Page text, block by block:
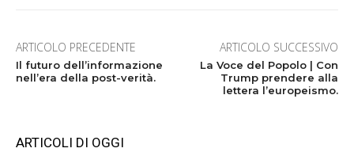
ARTICOLO PRECEDENTE
Il futuro dell’informazione
nell’era della post-verità.
ARTICOLO SUCCESSIVO
La Voce del Popolo | Con
Trump prendere alla
lettera l’europeismo.
ARTICOLI DI OGGI